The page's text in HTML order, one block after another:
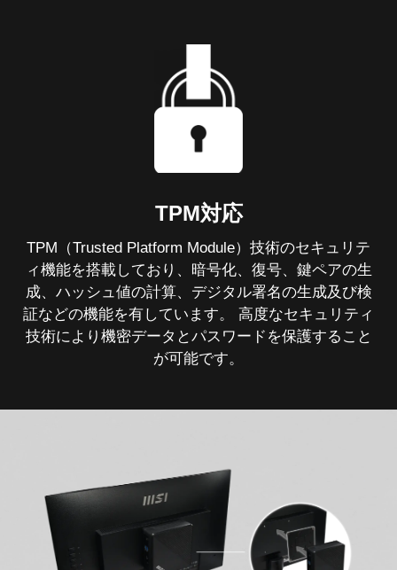
TPM対応
TPM（Trusted Platform Module）技術のセキュリテ
ィ機能を搭載しており、暗号化、復号、鍵ペアの生
成、ハッシュ値の計算、デジタル署名の生成及び検
証などの機能を有しています。 高度なセキュリティ
技術により機密データとパスワードを保護すること
が可能です。